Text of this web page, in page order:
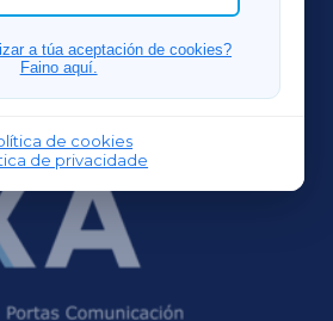
a túa aceptación de cookies?
Faino aquí.
de cookies
de privacidade
FERROLXA
OURENSEXA